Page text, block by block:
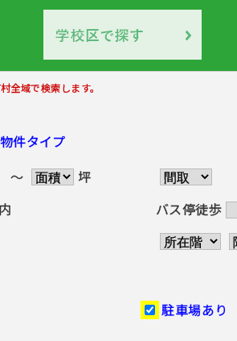
全域で検索します。
件タイプ
～ 坪
バス停徒歩
駐車場あり